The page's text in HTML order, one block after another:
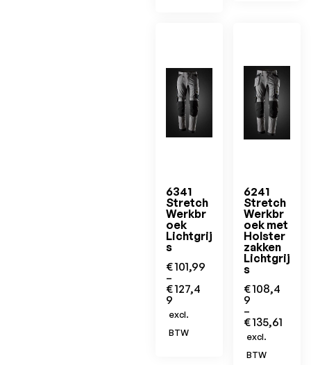
6341
Stretch
Werkbr
oek
Lichtgrij
s
€101,99
–
€127,4
9
excl.
BTW
6241
Stretch
Werkbr
oek met
Holster
zakken
Lichtgrij
s
€108,4
9
–
€135,61
excl.
BTW